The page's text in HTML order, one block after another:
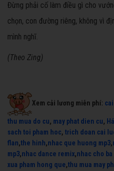
Đừng phải cố làm điều gì cho
chọn, con đường riêng, không vì
mình nghĩ.
(Theo Zing)
Xem cải lương miễn phí:
thu mua do cu, may phat dien cu,
sach toi pham hoc, trich doan cai
flan,the hinh,nhac que huong mp3,
mp3,nhac dance remix,nhac cho ba
xua pham hong que,thu mua may